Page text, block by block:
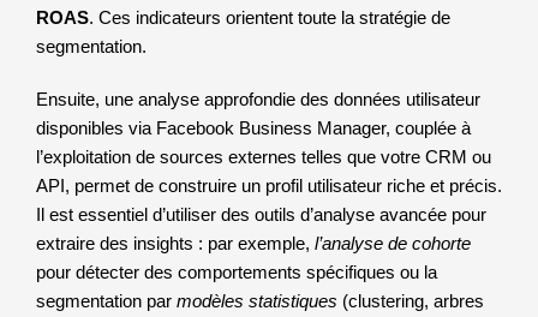
ROAS. Ces indicateurs orientent toute la stratégie de
segmentation.
Ensuite, une analyse approfondie des données utilisateur
disponibles via Facebook Business Manager, couplée à
l’exploitation de sources externes telles que votre CRM ou
API, permet de construire un profil utilisateur riche et précis.
Il est essentiel d’utiliser des outils d’analyse avancée pour
extraire des insights : par exemple, l’analyse de cohorte
pour détecter des comportements spécifiques ou la
segmentation par modèles statistiques (clustering, arbres